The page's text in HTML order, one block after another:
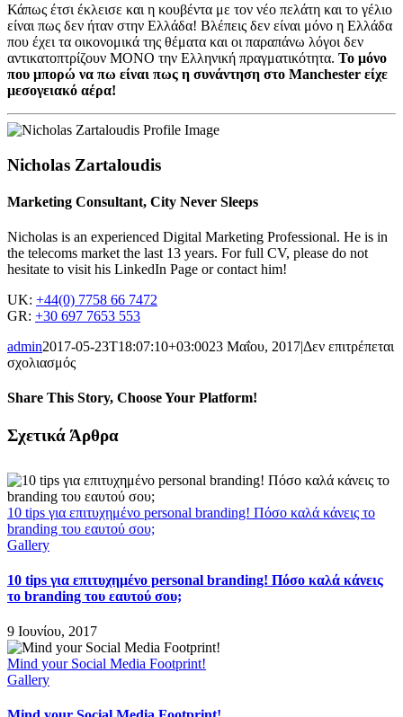
Κάπως έτσι έκλεισε και η κουβέντα με τον νέο πελάτη και το γέλιο
είναι πως δεν ήταν στην Ελλάδα! Βλέπεις δεν είναι μόνο η Ελλάδα
που έχει τα οικονομικά της θέματα και οι παραπάνω λόγοι δεν
αντικατοπτρίζουν ΜΟΝΟ την Ελληνική πραγματικότητα. Το μόνο
που μπορώ να πω είναι πως η συνάντηση στο Manchester είχε
μεσογειακό αέρα!
Nicholas Zartaloudis
Marketing Consultant, City Never Sleeps
Nicholas is an experienced Digital Marketing Professional. He is in
the telecoms market the last 13 years. For full CV, please do not
hesitate to visit his LinkedIn Page or contact him!
UK: +44(0) 7758 66 7472
GR: +30 697 7653 553
admin2017-05-23T18:07:10+03:0023 Μαΐου, 2017|Δεν επιτρέπεται
σχολιασμόςστο
Digital
Marketing;
Share This Story, Choose Your Platform!
Facebook
X
LinkedIn
Σχετικά Άρθρα
10 tips για επιτυχημένο personal branding! Πόσο καλά κάνεις το
branding του εαυτού σου;
Gallery
10 tips για επιτυχημένο personal branding! Πόσο καλά κάνεις
το branding του εαυτού σου;
9 Ιουνίου, 2017
Mind your Social Media Footprint!
Gallery